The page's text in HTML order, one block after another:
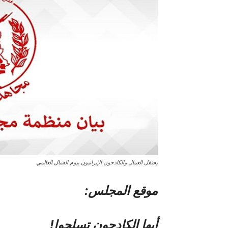
يحتفل العمال والكادحون الإيرانيون بيوم العمال العالمي
موقع المجلس:
أيها الكادحون تسلحوا!